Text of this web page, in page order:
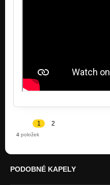
1 2
4 položek
PODOBNÉ KAPELY